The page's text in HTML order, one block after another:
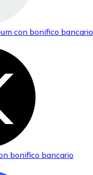
con bonifico bancario
bonifico bancario